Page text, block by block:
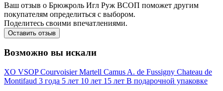
Ваш отзыв о Брюжроль Игл Руж ВСОП поможет другим
покупателям определиться с выбором.
Поделитесь своими впечатлениями.
Оставить отзыв
Возможно вы искали
XO VSOPCourvoisierMartell Camus A. de Fussigny Chateau de
Montifaud 3 года 5 лет 10 лет 15 лет В подарочной упаковке